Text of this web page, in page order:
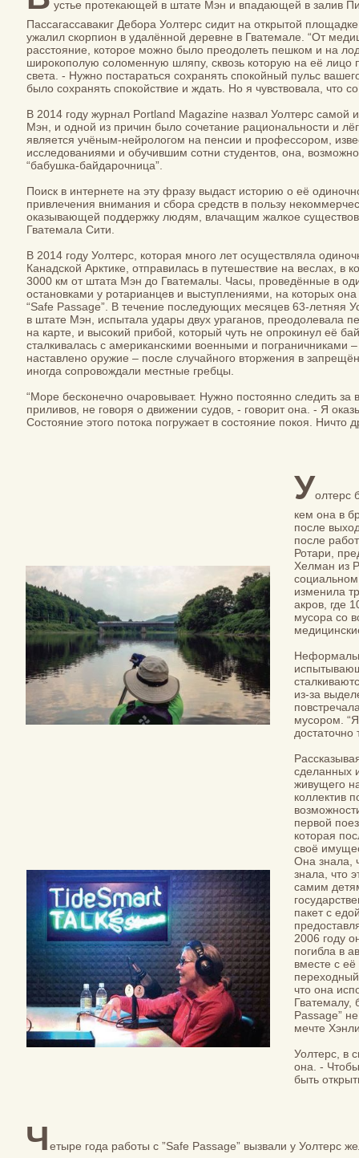
Уолтерс
кем она в
после
после
Ротари,
Хелман из
социальном
изменила
акров, где
мусора со
из-за
мусором.
достаточно
сделанных
живущего
коллектив
первой
которая
своё
Она знала,
знала, что
самим
пакет с
2006 году
погибла в
вместе с её
что она
Гватемалу,
Passage”
мечте
Уолтерс, в
она. -
быть
Четыре года работы с ”Safe Passage” вызвали у Уолтерс
устье протекающей в штате Мэн и впадающей в залив
Пассагассавакиг Дебора Уолтерс сидит на открытой
ужалил скорпион в удалённой деревне в Гватемале. “От
расстояние, которое можно было преодолеть пешком и на
широкополую соломенную шляпу, сквозь которую на её лицо
света. - Нужно постараться сохранять спокойный пульс
было сохранять спокойствие и ждать. Но я чувствовала, что
В 2014 году журнал Portland Magazine назвал Уолтерс самой
Мэн, и одной из причин было сочетание рациональности и
является учёным-нейрологом на пенсии и профессором,
исследованиями и обучившим сотни студентов, она,
“бабушка-байдарочница”.
Поиск в интернете на эту фразу выдаст историю о её
привлечения внимания и сбора средств в пользу
оказывающей поддержку людям, влачащим жалкое
Гватемала Сити.
В 2014 году Уолтерс, которая много лет осуществляла
Канадской Арктике, отправилась в путешествие на веслах, в
3000 км от штата Мэн до Гватемалы. Часы, проведённые в
остановками у ротарианцев и выступлениями, на которых
“Safe Passage”. В течение последующих месяцев 63-летняя
в штате Мэн, испытала удары двух ураганов, преодолевала
на карте, и высокий прибой, который чуть не опрокинул её
сталкивалась с американскими военными и пограничниками
наставлено оружие – после случайного вторжения в
иногда сопровождали местные гребцы.
“Море бесконечно очаровывает. Нужно постоянно следить за
приливов, не говоря о движении судов, - говорит она. - Я
Состояние этого потока погружает в состояние покоя. Ничто